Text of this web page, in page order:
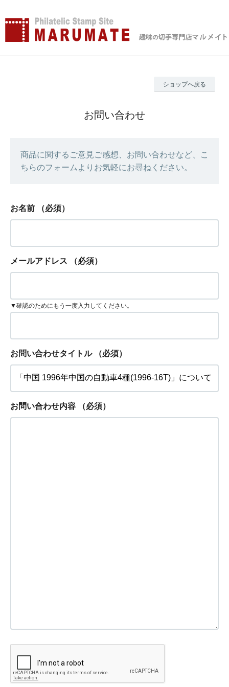
ショップへ戻る
お問い合わせ
商品に関するご意見ご感想、お問い合わせなど、こ
ちらのフォームよりお気軽にお尋ねください。
お名前 （必須）
メールアドレス （必須）
▼確認のためにもう一度入力してください。
お問い合わせタイトル （必須）
お問い合わせ内容 （必須）